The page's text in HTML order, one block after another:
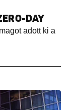
DAY
adott ki a